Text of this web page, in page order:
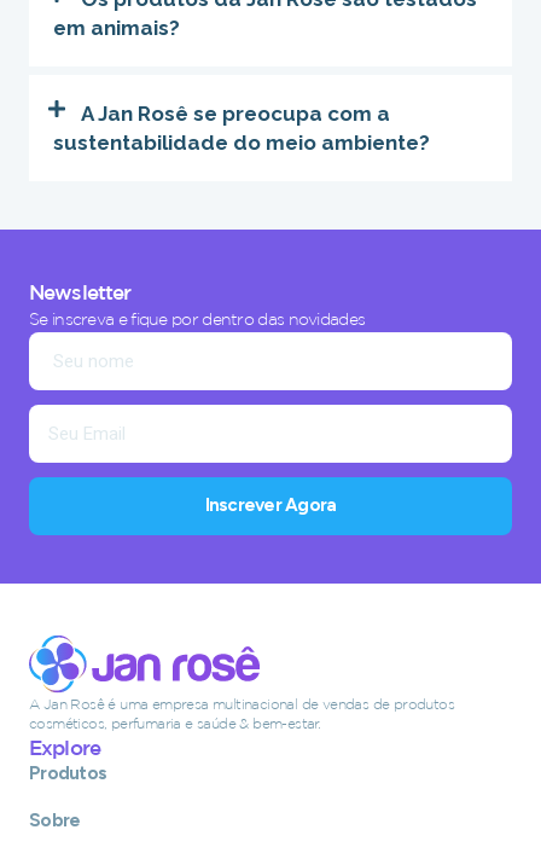
em animais?
A Jan Rosê se preocupa com a
sustentabilidade do meio ambiente?
Newsletter
Se inscreva e fique por dentro das novidades
Inscrever Agora
A Jan Rosê é uma empresa multinacional de vendas de produtos
cosméticos, perfumaria e saúde & bem-estar.
Explore
Produtos
Sobre